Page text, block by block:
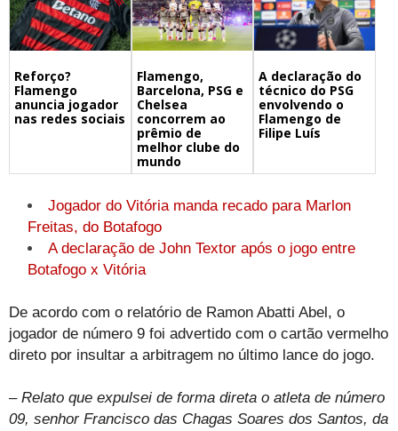
Reforço?
Flamengo
anuncia jogador
nas redes sociais
Flamengo,
Barcelona, PSG e
Chelsea
concorrem ao
prêmio de
melhor clube do
mundo
A declaração do
técnico do PSG
envolvendo o
Flamengo de
Filipe Luís
Jogador do Vitória manda recado para Marlon
Freitas, do Botafogo
A declaração de John Textor após o jogo entre
Botafogo x Vitória
De acordo com o relatório de Ramon Abatti Abel, o
jogador de número 9 foi advertido com o cartão vermelho
direto por insultar a arbitragem no último lance do jogo.
– Relato que expulsei de forma direta o atleta de número
09, senhor Francisco das Chagas Soares dos Santos, da